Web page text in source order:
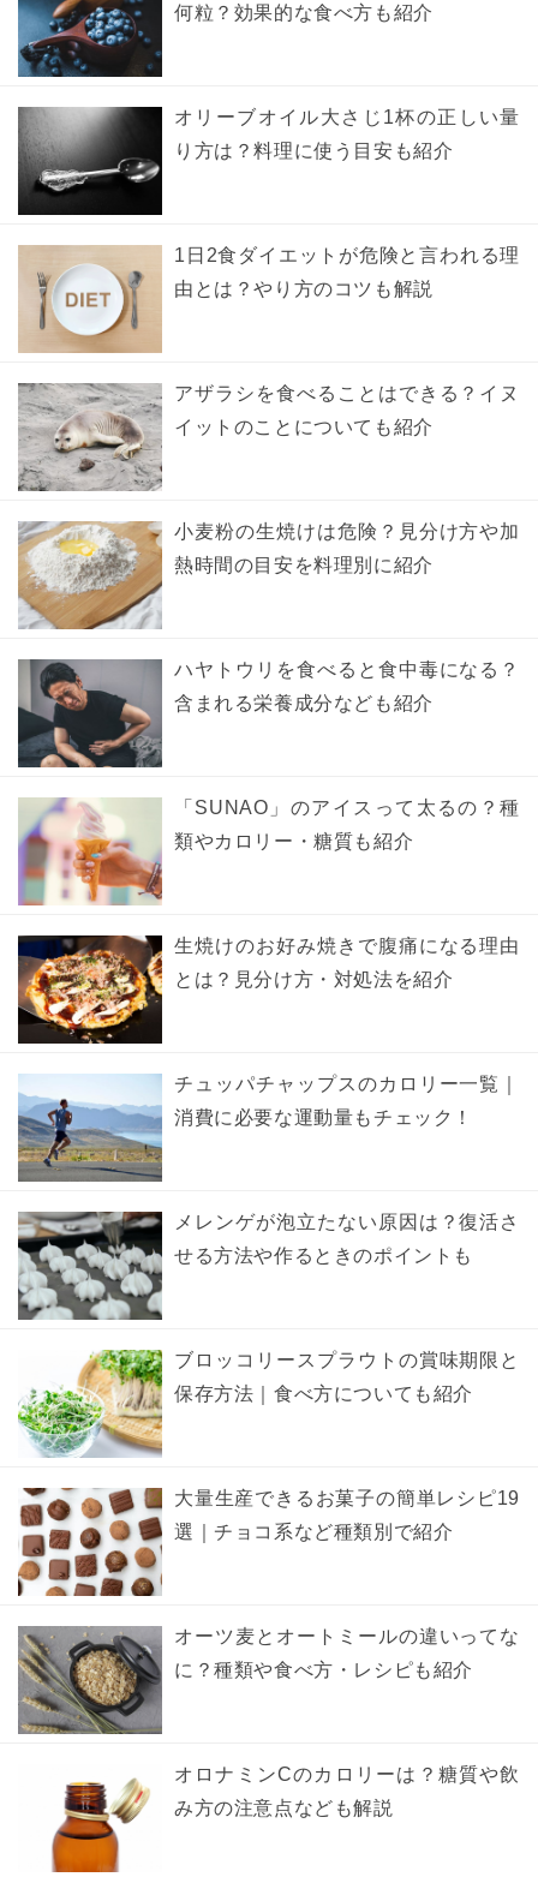
何粒？効果的な食べ方も紹介
オリーブオイル大さじ1杯の正しい量
り方は？料理に使う目安も紹介
1日2食ダイエットが危険と言われる理
由とは？やり方のコツも解説
アザラシを食べることはできる？イヌ
イットのことについても紹介
小麦粉の生焼けは危険？見分け方や加
熱時間の目安を料理別に紹介
ハヤトウリを食べると食中毒になる？
含まれる栄養成分なども紹介
「SUNAO」のアイスって太るの？種
類やカロリー・糖質も紹介
生焼けのお好み焼きで腹痛になる理由
とは？見分け方・対処法を紹介
チュッパチャップスのカロリー一覧｜
消費に必要な運動量もチェック！
メレンゲが泡立たない原因は？復活さ
せる方法や作るときのポイントも
ブロッコリースプラウトの賞味期限と
保存方法｜食べ方についても紹介
大量生産できるお菓子の簡単レシピ19
選｜チョコ系など種類別で紹介
オーツ麦とオートミールの違いってな
に？種類や食べ方・レシピも紹介
オロナミンCのカロリーは？糖質や飲
み方の注意点なども解説